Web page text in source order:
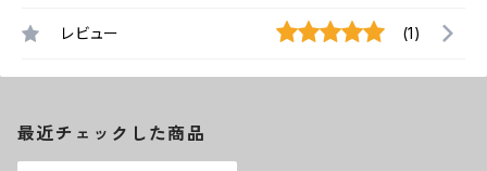
レビュー (1)
最近チェックした商品